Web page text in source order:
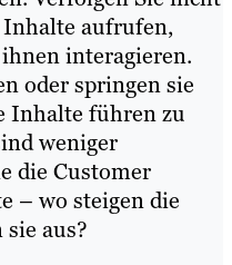
aufrufen,
interagieren.
oder springen sie
Inhalte führen zu
weniger
die Customer
– wo steigen die
aus?